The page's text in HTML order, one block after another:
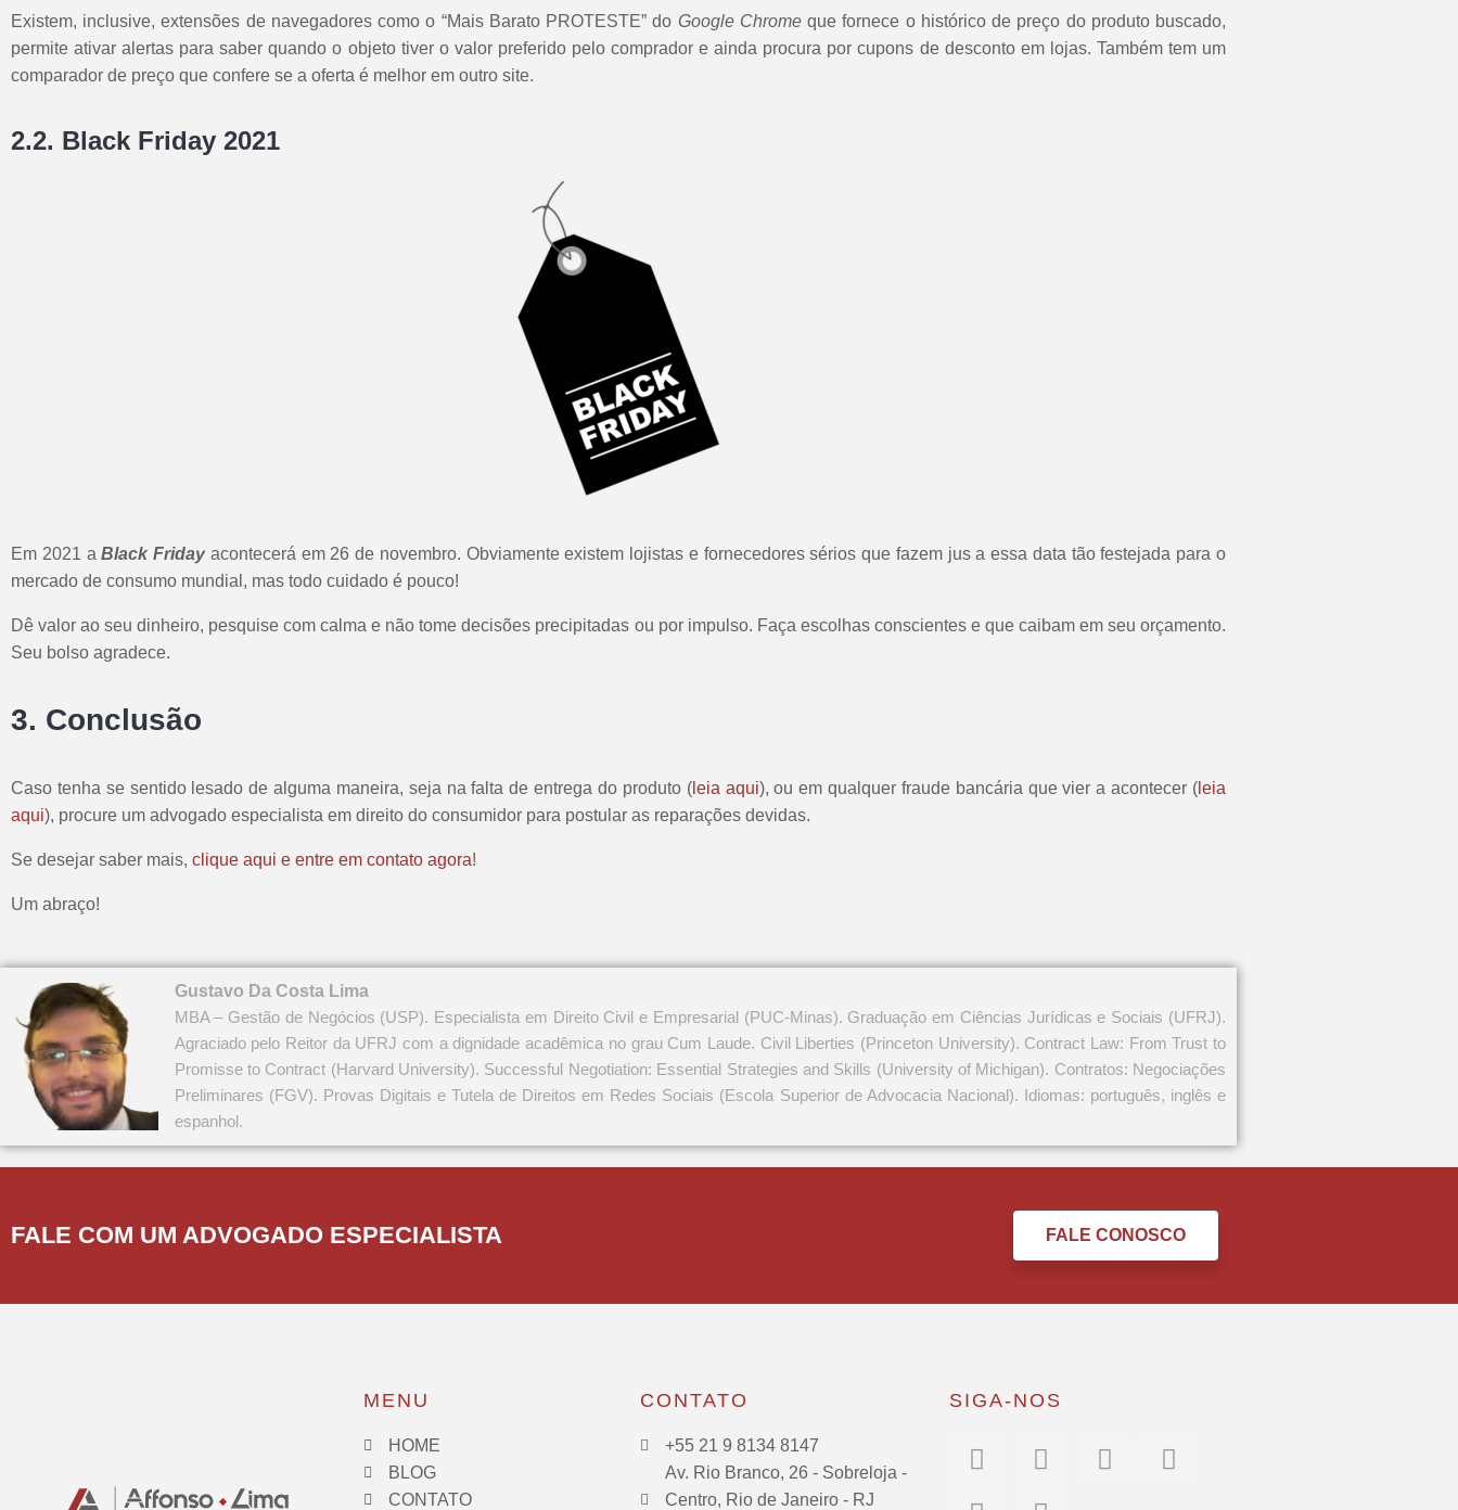
Existem, inclusive, extensões de navegadores como o “Mais Barato PROTESTE” do Google Chromeque fornece o histórico de preço do produto buscado,
permite ativar alertas para saber quando o objeto tiver o valor preferido pelo comprador e ainda procura por cupons de desconto em lojas. Também tem um
comparador de preço que confere se a oferta é melhor em outro site.
2.2. Black Friday 2021
Em 2021 aBlack Fridayacontecerá em 26 de novembro. Obviamente existem lojistas e fornecedores sérios que fazem jus a essa data tão festejada para o
mercado de consumo mundial, mas todo cuidado é pouco!
Dê valor ao seu dinheiro, pesquise com calma e não tome decisões precipitadas ou por impulso. Faça escolhas conscientes e que caibam em seu orçamento.
Seu bolso agradece.
3. Conclusão
Caso tenha se sentido lesado de alguma maneira, seja na falta de entrega do produto (leia aqui), ou em qualquer fraude bancária que vier a acontecer ( leia
aqui), procure um advogado especialista em direito do consumidor para postular as reparações devidas.
Se desejar saber mais, clique aqui e entre em contato agora!
Um abraço!
Gustavo Da Costa Lima
MBA – Gestão de Negócios (USP). Especialista em Direito Civil e Empresarial (PUC-Minas). Graduação em Ciências Jurídicas e Sociais (UFRJ).
Agraciado pelo Reitor da UFRJ com a dignidade acadêmica no grau Cum Laude. Civil Liberties (Princeton University). Contract Law: From Trust to
Promisse to Contract (Harvard University). Successful Negotiation: Essential Strategies and Skills (University of Michigan). Contratos: Negociações
Preliminares (FGV). Provas Digitais e Tutela de Direitos em Redes Sociais (Escola Superior de Advocacia Nacional). Idiomas: português, inglês e
espanhol.
FALE COM UM ADVOGADO ESPECIALISTA FALE CONOSCO
MENU
HOME
BLOG
CONTATO
CONTATO
+55 21 9 8134 8147
Av. Rio Branco, 26 - Sobreloja -
Centro, Rio de Janeiro - RJ
SIGA-NOS